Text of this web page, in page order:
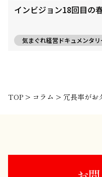
インビジョン18回目の
気まぐれ経営ドキュメンタリ
TOP > コラム > 冗長率がお